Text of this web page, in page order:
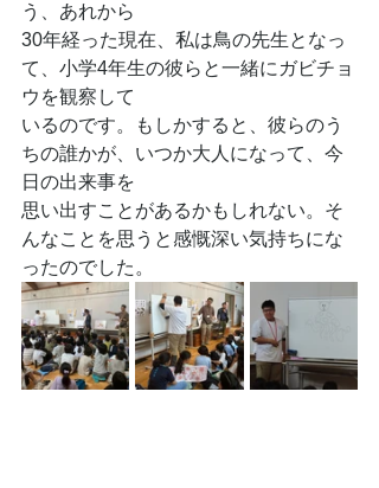
う、あれから
30年経った現在、私は鳥の先生となっ
て、小学4年生の彼らと一緒にガビチョ
ウを観察して
いるのです。もしかすると、彼らのう
ちの誰かが、いつか大人になって、今
日の出来事を
思い出すことがあるかもしれない。そ
んなことを思うと感慨深い気持ちにな
ったのでした。